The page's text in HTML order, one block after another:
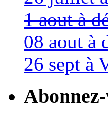
1 aout à
08 aout à
26 sept à